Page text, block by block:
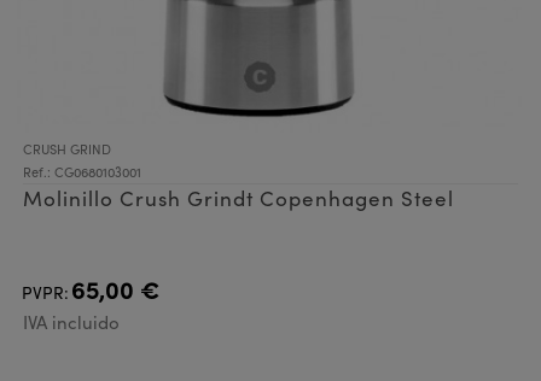
CRUSH GRIND
Ref.: CG0680103001
Molinillo Crush Grindt Copenhagen Steel
PVPR: 65,00 €
IVA incluido